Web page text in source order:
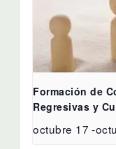
Formación de
Regresivas y
octubre 17 -